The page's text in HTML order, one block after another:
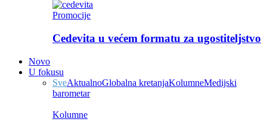
Promocije
Cedevita u većem formatu za ugostiteljstvo
Novo
U fokusu
SveAktualnoGlobalna kretanjaKolumneMedijski
barometar
Kolumne